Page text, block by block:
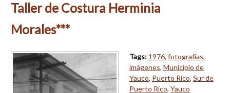
Taller de Costura Herminia
Morales***
Tags: 1976, fotografías,
imágenes, Municipio de
Yauco, Puerto Rico, Sur de
Puerto Rico, Yauco